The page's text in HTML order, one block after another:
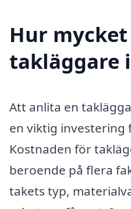
Hur
takläggare
Att anlita en
en viktig investering
Kostnaden för
beroende på flera
takets typ,